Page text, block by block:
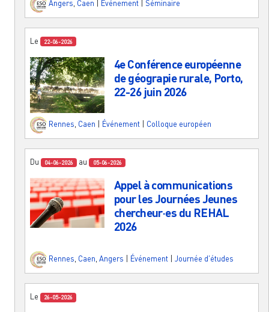
Angers Caen Événement Séminaire
Le 22-06-2026
4e Conférence européenne
de géograpie rurale, Porto,
22-26 juin 2026
Rennes Caen Événement Colloque européen
Du 04-06-2026 au 05-06-2026
Appel à communications
pour les Journées Jeunes
chercheur·es du REHAL
2026
Rennes, Caen, Angers Événement Journée d'études
Le 26-05-2026